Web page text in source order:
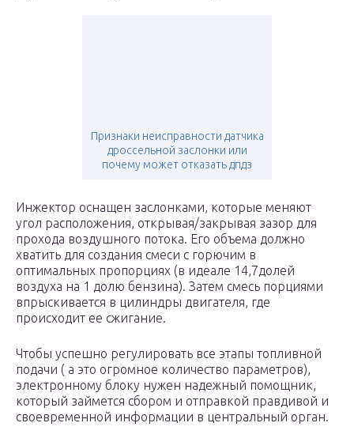
Признаки неисправности датчика
дроссельной заслонки или
почему может отказать дпдз
Инжектор оснащен заслонками, которые меняют
угол расположения, открывая/закрывая зазор для
прохода воздушного потока. Его объема должно
хватить для создания смеси с горючим в
оптимальных пропорциях (в идеале 14,7долей
воздуха на 1 долю бензина). Затем смесь порциями
впрыскивается в цилиндры двигателя, где
происходит ее сжигание.
Чтобы успешно регулировать все этапы топливной
подачи ( а это огромное количество параметров),
электронному блоку нужен надежный помощник,
который займется сбором и отправкой правдивой и
своевременной информации в центральный орган.